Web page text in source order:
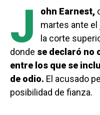
J ohn Earnest,
martes ante el
la corte
donde se declaró no
entre los que se
de odio. El acusado
posibilidad de fianza.